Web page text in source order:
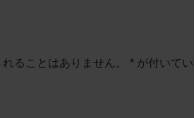
ることはありません。 * が付いてい